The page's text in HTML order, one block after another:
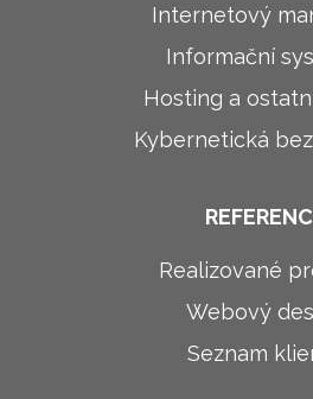
Internetový
Informační
Hosting a
Kybernetická
Realizované
Webový
Seznam